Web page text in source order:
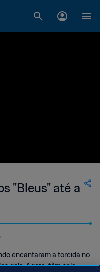
"Bleus" até a
encantaram a torcida no
gols. Agora, têm pela